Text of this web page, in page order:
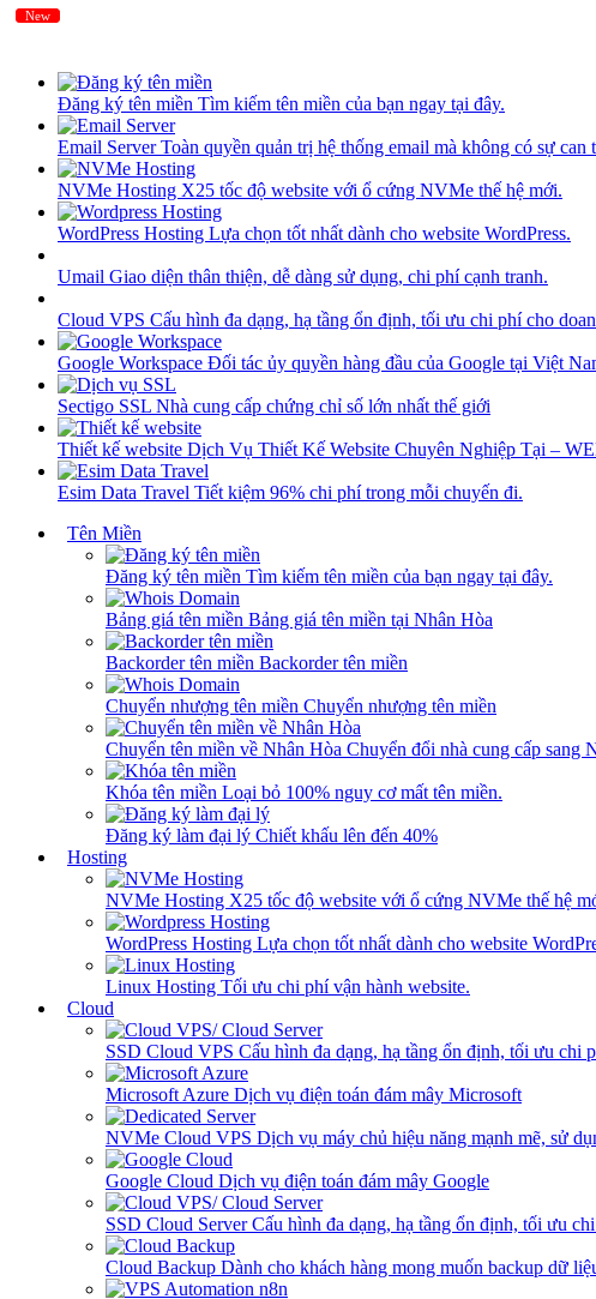
Đăng ký tên miền Tìm kiếm tên miền của bạn ngay tại đây.
Email ServerToàn quyền quản trị hệ thống email mà không có sự can
NVMe Hosting X25 tốc độ website với ổ cứng NVMe thế hệ mới.
WordPress Hosting Lựa chọn tốt nhất dành cho website WordPress.
Umail Giao diện thân thiện, dễ dàng sử dụng, chi phí cạnh tranh.
Cloud VPS Cấu hình đa dạng, hạ tầng ổn định, tối ưu chi phí cho
Google Workspace Đối tác ủy quyền hàng đầu của Google tại Việt
Sectigo SSL Nhà cung cấp chứng chỉ số lớn nhất thế giới
Thiết kế website Dịch Vụ Thiết Kế Website Chuyên Nghiệp Tại –
Esim Data Travel Tiết kiệm 96% chi phí trong mỗi chuyến đi.
Tên Miền
Đăng ký tên miền Tìm kiếm tên miền của bạn ngay tại đây.
Bảng giá tên miền Bảng giá tên miền tại Nhân Hòa
Backorder tên miền Backorder tên miền
Chuyển nhượng tên miền Chuyển nhượng tên miền
Chuyển tên miền về Nhân Hòa Chuyển đổi nhà cung cấp sang
Khóa tên miền Loại bỏ 100% nguy cơ mất tên miền.
Đăng ký làm đại lý Chiết khấu lên đến 40%
Hosting
NVMe Hosting X25 tốc độ website với ổ cứng NVMe thế hệ
WordPress Hosting Lựa chọn tốt nhất dành cho website
Linux Hosting Tối ưu chi phí vận hành website.
New
Cloud
SSD Cloud VPS Cấu hình đa dạng, hạ tầng ổn định, tối ưu chi
Microsoft Azure Dịch vụ điện toán đám mây Microsoft
NVMe Cloud VPS Dịch vụ máy chủ hiệu năng mạnh mẽ, sử
Google Cloud Dịch vụ điện toán đám mây Google
SSD Cloud ServerCấu hình đa dạng, hạ tầng ổn định, tối ưu
Cloud Backup Dành cho khách hàng mong muốn backup dữ
New